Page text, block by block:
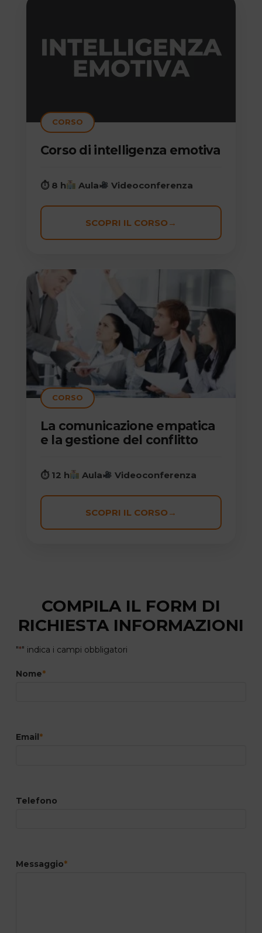
CORSO
Corso di intelligenza emotiva
⏱ 8 h Aula Videoconferenza
SCOPRI IL CORSO →
CORSO
La comunicazione empatica
e la gestione del conflitto
⏱ 12 h Aula Videoconferenza
SCOPRI IL CORSO →
COMPILA IL FORM DI
RICHIESTA INFORMAZIONI
"*" indica i campi obbligatori
Nome*
Email *
Telefono
Messaggio*